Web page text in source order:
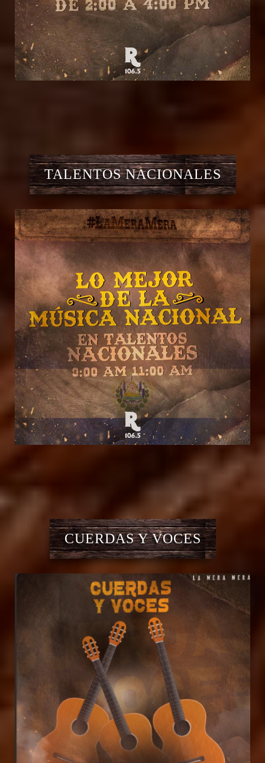
TALENTOS NACIONALES
CUERDAS Y VOCES